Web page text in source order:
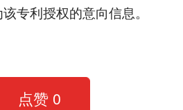
专利授权的意向信息。
点赞 0